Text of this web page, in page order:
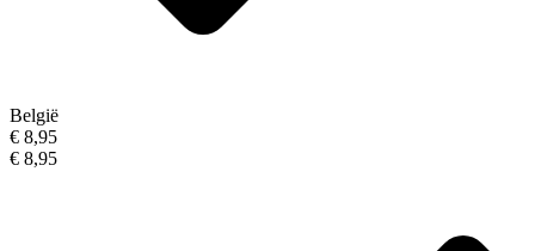
België
€ 8,95
€ 8,95